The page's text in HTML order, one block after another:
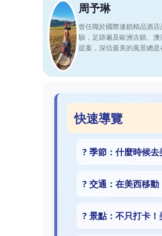
周予琳
曾任職於國際連鎖精品酒
驗，足跡遍及歐洲古鎮、
提案，深信最美的風景總是
快速導覽
?️ 季節：什麼時候去
? 交通：在美西移動
? 景點：不只打卡